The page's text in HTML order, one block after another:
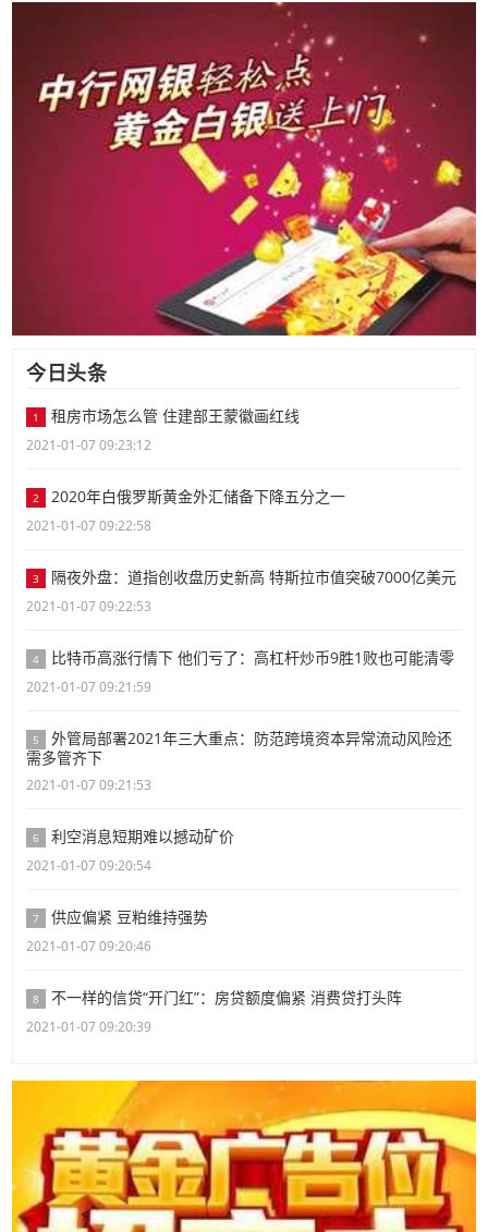
今日头条
1 租房市场怎么管 住建部王蒙徽画红线
2021-01-07 09:23:12
2 2020年白俄罗斯黄金外汇储备下降五分之一
2021-01-07 09:22:58
3 隔夜外盘：道指创收盘历史新高 特斯拉市值突破7000亿美元
2021-01-07 09:22:53
4 比特币高涨行情下 他们亏了：高杠杆炒币9胜1败也可能清零
2021-01-07 09:21:59
5
外管局部署2021年三大重点：防范跨境资本异常流动风险还
需多管齐下
2021-01-07 09:21:53
6 利空消息短期难以撼动矿价
2021-01-07 09:20:54
7 供应偏紧 豆粕维持强势
2021-01-07 09:20:46
8 不一样的信贷“开门红”：房贷额度偏紧 消费贷打头阵
2021-01-07 09:20:39